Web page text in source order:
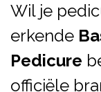
Wil je
erkende
Pedicure
officiële